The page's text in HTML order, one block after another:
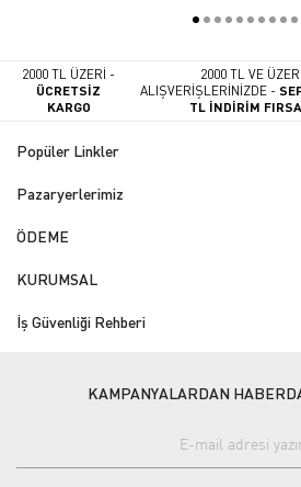
2000 TL ÜZERİ -
ÜCRETSİZ
KARGO
2000 TL VE ÜZERİ
ALIŞVERİŞLERİNİZDE -
TL İNDİRİM
Popüler Linkler
Pazaryerlerimiz
ÖDEME
KURUMSAL
İş Güvenliği Rehberi
KAMPANYALARDAN